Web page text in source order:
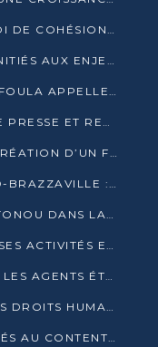
CONGO–HAND-BALL : LE TOURNOI DE COHÉSION ET DE FRATERNITÉ ALLUME SES LAMPIONS À BRAZZAVILLE
LES JOURNALISTES CONGOLAIS INITIÉS AUX ENJEUX DE L’ÉCONOMIE BLEUE
PRÉSIDENTIELLE 2026 : DAVE MAFOULA APPELLE LES CONGOLAIS À UN « NOUVEAU DÉPART »
LE CSLC RELANCE LES CARTES DE PRESSE ET RECONNAÎT OFFICIELLEMENT LES MÉDIAS EN LIGNE
MÉDIAS : LE CSLC ANNONCE LA CRÉATION D’UN FONDS D’APPUI À LA PRESSE
PRESIDENTIELLE 2026 AU CONGO-BRAZZAVILLE : UN CASTING ÉLARGI
LE CONGO PORTE SA VOIX À COTONOU DANS LA LUTTE CONTRE LA TUBERCULOSE
LA SOPRIM DRESSE LE BILAN DE SES ACTIVITÉS ET FIXE DE NOUVELLES PRIORITÉS
DGMRFE : 16 MOIS SANS SALAIRE, LES AGENTS ÉTOUFFENT DANS LE SILENCE
LE SLAM ÉLÈVE LA VOIX POUR LES DROITS HUMAINS À BRAZZAVILLE
JUSTICE : DES MAGISTRATS FORMÉS AU CONTENTIEUX DE LA PROPRIÉTÉ INTELLECTUELLE